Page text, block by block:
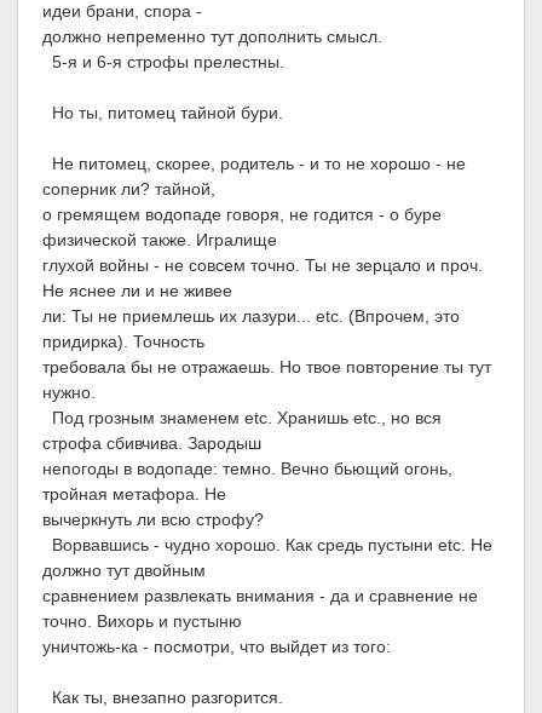
идеи брани, спора -
должно непременно тут дополнить смысл.
5-я и 6-я строфы прелестны.
Но ты, питомец тайной бури.
Не питомец, скорее, родитель - и то не хорошо - не
соперник ли? тайной,
о гремящем водопаде говоря, не годится - о буре
физической также. Игралище
глухой войны - не совсем точно. Ты не зерцало и проч.
Не яснее ли и не живее
ли: Ты не приемлешь их лазури... etc. (Впрочем, это
придирка). Точность
требовала бы не отражаешь. Но твое повторение ты тут
нужно.
Под грозным знаменем etc. Хранишь etc., но вся
строфа сбивчива. Зародыш
непогоды в водопаде: темно. Вечно бьющий огонь,
тройная метафора. Не
вычеркнуть ли всю строфу?
Ворвавшись - чудно хорошо. Как средь пустыни etc. Не
должно тут двойным
сравнением развлекать внимания - да и сравнение не
точно. Вихорь и пустыню
уничтожь-ка - посмотри, что выйдет из того:
Как ты, внезапно разгорится.